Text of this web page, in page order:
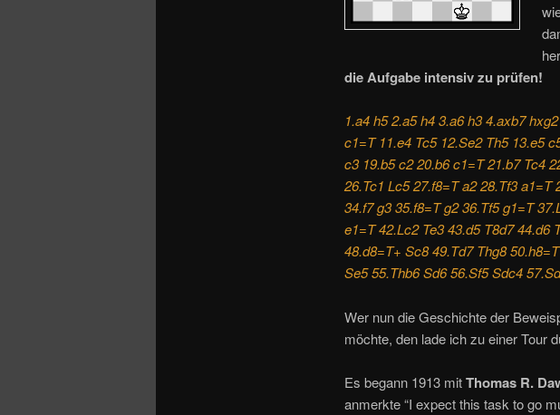
die Aufgabe intensiv zu prüfen!
1.a4 h5 2.a5 h4 3.a6 h3 4.axb7
c1=T 11.e4 Tc5 12.Se2 Th5 13.e5
c3 19.b5 c2 20.b6 c1=T 21.b7 Tc4
26.Tc1 Lc5 27.f8=T a2 28.Tf3 a1=T
34.f7 g3 35.f8=T g2 36.Tf5 g1=T
e1=T 42.Lc2 Te3 43.d5 T8d7 44.d6
48.d8=T+ Sc8 49.Td7 Thg8
Se5 55.Thb6 Sd6 56.Sf5 Sdc4
Wer nun die Geschichte der
möchte, den lade ich zu einer Tour
Es begann 1913 mitThomas R.
anmerkte “I expect this task to go